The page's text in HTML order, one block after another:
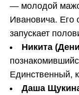
— молодой
Ивановича. Его
запускает
Никита
Единственный,
Даша